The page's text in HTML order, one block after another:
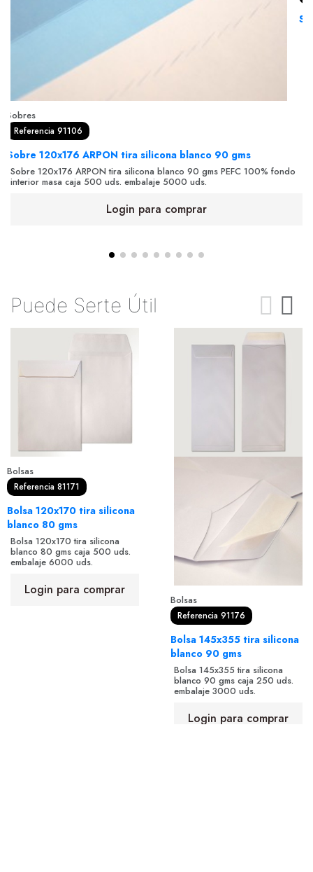
Sobres
Referencia 91106
Sobre 120x176 ARPON tira silicona blanco 90 gms
Sobre 120x176 ARPON tira silicona blanco 90 gms PEFC 100% fondo
interior masa caja 500 uds. embalaje 5000 uds.
Login para comprar
Puede Serte Útil
Bolsas
Referencia 81171
Bolsa 120x170 tira silicona
blanco 80 gms
Bolsa 120x170 tira silicona
blanco 80 gms caja 500 uds.
embalaje 6000 uds.
Login para comprar
Bolsas
Referencia 91176
Bolsa 145x355 tira silicona
blanco 90 gms
Bolsa 145x355 tira silicona
blanco 90 gms caja 250 uds.
embalaje 3000 uds.
Login para comprar